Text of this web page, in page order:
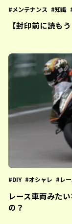
メンテナンス 知識
【封印前に読も
DIY オシャレ レ
レース車両みた
の？